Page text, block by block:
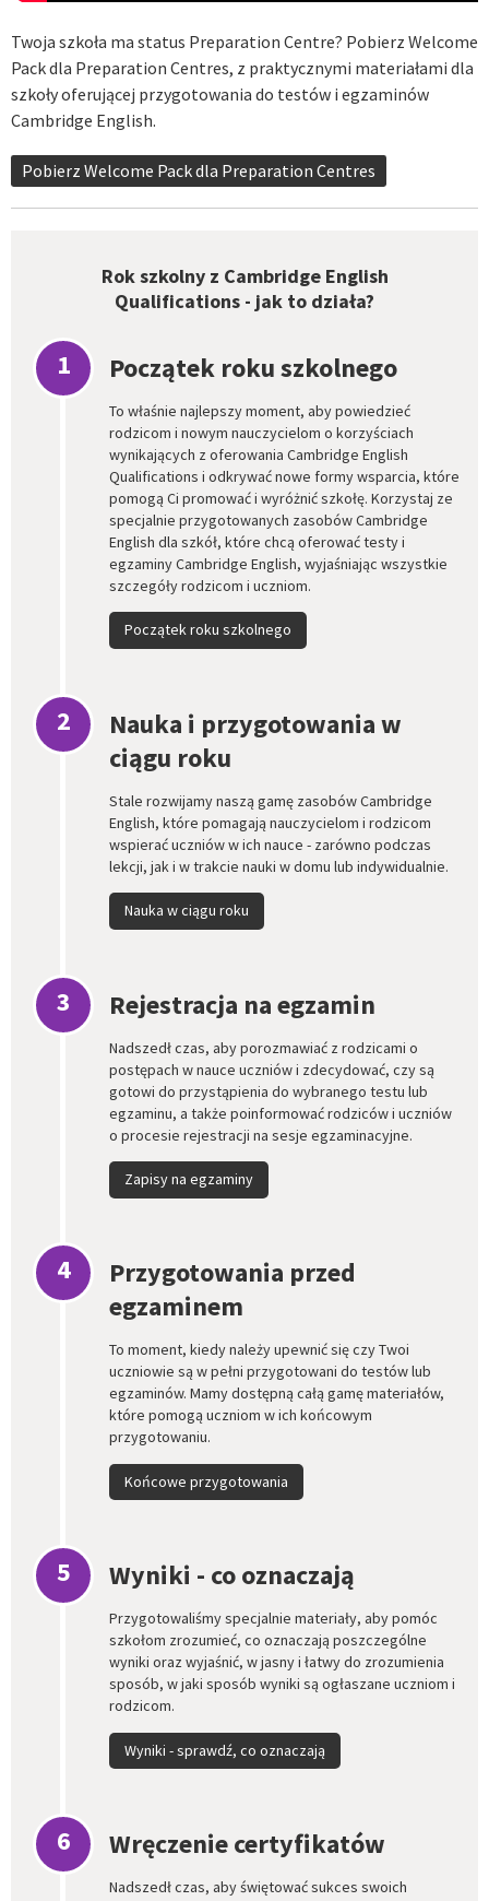
Twoja szkoła ma status Preparation Centre? Pobierz Welcome
Pack dla Preparation Centres, z praktycznymi materiałami dla
szkoły oferującej przygotowania do testów i egzaminów
Cambridge English.
Pobierz Welcome Pack dla Preparation Centres
Rok szkolny z Cambridge English
Qualifications - jak to działa?
1 Początek roku szkolnego
To właśnie najlepszy moment, aby powiedzieć
rodzicom i nowym nauczycielom o korzyściach
wynikających z oferowania Cambridge English
Qualifications i odkrywać nowe formy wsparcia, które
pomogą Ci promować i wyróżnić szkołę. Korzystaj ze
specjalnie przygotowanych zasobów Cambridge
English dla szkół, które chcą oferować testy i
egzaminy Cambridge English, wyjaśniając wszystkie
szczegóły rodzicom i uczniom.
Początek roku szkolnego
2
Nauka i przygotowania w
ciągu roku
Stale rozwijamy naszą gamę zasobów Cambridge
English, które pomagają nauczycielom i rodzicom
wspierać uczniów w ich nauce - zarówno podczas
lekcji, jak i w trakcie nauki w domu lub indywidualnie.
Nauka w ciągu roku
3 Rejestracja na egzamin
Nadszedł czas, aby porozmawiać z rodzicami o
postępach w nauce uczniów i zdecydować, czy są
gotowi do przystąpienia do wybranego testu lub
egzaminu, a także poinformować rodziców i uczniów
o procesie rejestracji na sesje egzaminacyjne.
Zapisy na egzaminy
4
Przygotowania przed
egzaminem
To moment, kiedy należy upewnić się czy Twoi
uczniowie są w pełni przygotowani do testów lub
egzaminów. Mamy dostępną całą gamę materiałów,
które pomogą uczniom w ich końcowym
przygotowaniu.
Końcowe przygotowania
5 Wyniki - co oznaczają
Przygotowaliśmy specjalnie materiały, aby pomóc
szkołom zrozumieć, co oznaczają poszczególne
wyniki oraz wyjaśnić, w jasny i łatwy do zrozumienia
sposób, w jaki sposób wyniki są ogłaszane uczniom i
rodzicom.
Wyniki - sprawdź, co oznaczają
6 Wręczenie certyfikatów
Nadszedł czas, aby świętować sukces swoich